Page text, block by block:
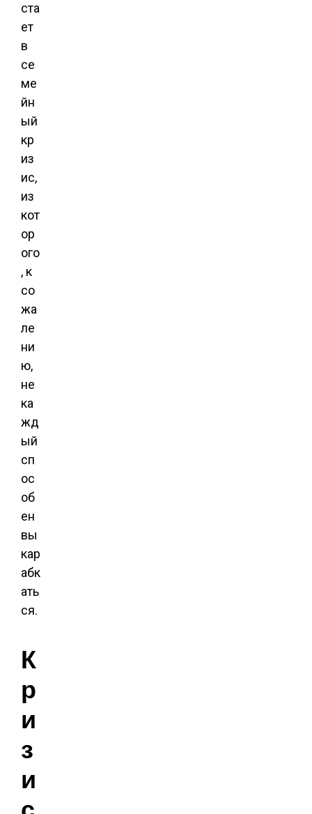
ста
ет
в
се
ме
йн
ый
кр
из
ис,
из
кот
ор
ого
, к
со
жа
ле
ни
ю,
не
ка
жд
ый
сп
ос
об
ен
вы
кар
абк
ать
ся.
К
р
и
з
и